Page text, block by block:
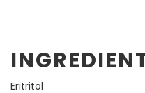
Eritritol